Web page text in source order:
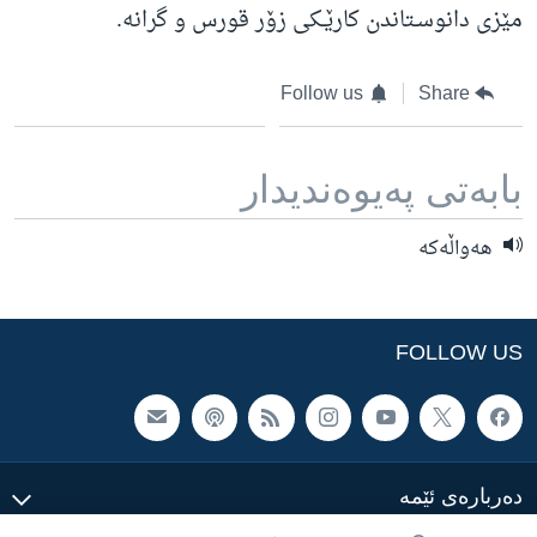
مێزی دانوسـتاندن کارێـکی زۆر قورس و گرانه‌.
Share
Follow us
بابه‌تی په‌یوه‌ندیدار
هه‌واڵه‌که‌
FOLLOW US
ده‌رباره‌ی ئێمه‌